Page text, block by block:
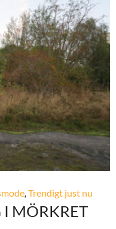
,Trendigt just nu
I MÖRKRET